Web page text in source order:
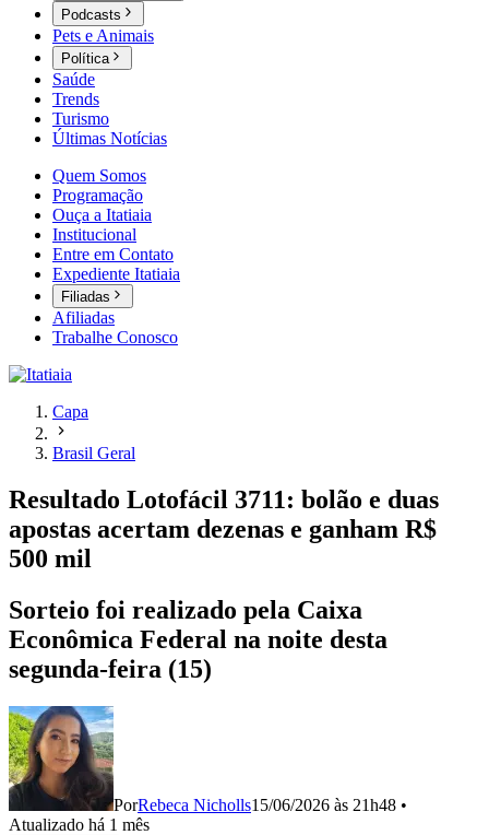
Podcasts
Pets e Animais
Política
Saúde
Trends
Turismo
Últimas Notícias
Quem Somos
Programação
Ouça a Itatiaia
Institucional
Entre em Contato
Expediente Itatiaia
Filiadas
Afiliadas
Trabalhe Conosco
Capa
Brasil Geral
Resultado Lotofácil 3711: bolão e duas
apostas acertam dezenas e ganham R$
500 mil
Sorteio foi realizado pela Caixa
Econômica Federal na noite desta
segunda-feira (15)
PorRebeca Nicholls15/06/2026 às 21h48 •
Atualizado há 1 mês